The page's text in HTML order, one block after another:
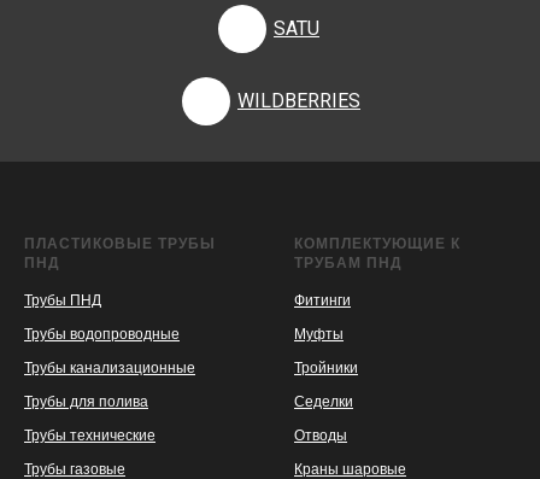
KASPI
SATU
SATU
WILDBERRIES
WILDBERRIES
ПЛАСТИКОВЫЕ ТРУБЫ
ПНД
Трубы ПНД
Трубы водопроводные
Трубы канализационные
Трубы для полива
Трубы технические
Трубы газовые
КОМПЛЕКТУЮЩИЕ К
ТРУБАМ ПНД
Фитинги
Муфты
Тройники
Седелки
Отводы
Краны шаровые